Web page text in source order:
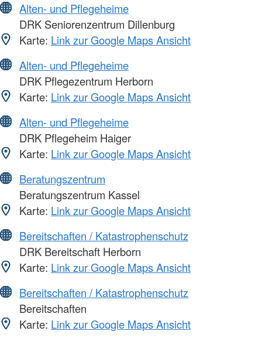
Alten- und Pflegeheime
DRK Seniorenzentrum Dillenburg
Karte: Link zur Google Maps Ansicht
Alten- und Pflegeheime
DRK Pflegezentrum Herborn
Karte: Link zur Google Maps Ansicht
Alten- und Pflegeheime
DRK Pflegeheim Haiger
Karte: Link zur Google Maps Ansicht
Beratungszentrum
Beratungszentrum Kassel
Karte: Link zur Google Maps Ansicht
Bereitschaften / Katastrophenschutz
DRK Bereitschaft Herborn
Karte: Link zur Google Maps Ansicht
Bereitschaften / Katastrophenschutz
Bereitschaften
Karte: Link zur Google Maps Ansicht